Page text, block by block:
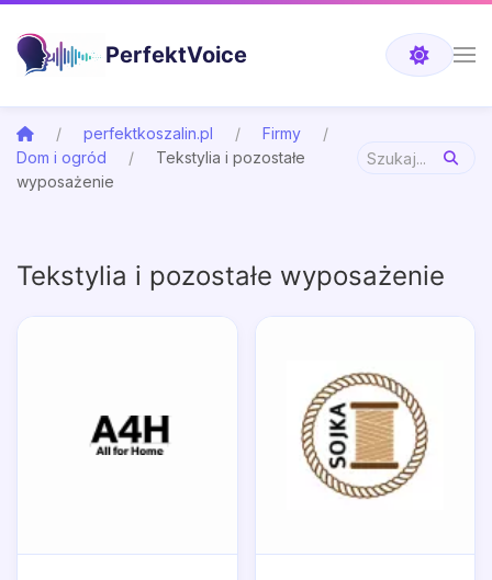
PerfektVoice
perfektkoszalin.pl
Firmy
Dom i ogród
Tekstylia i pozostałe
wyposażenie
Tekstylia i pozostałe wyposażenie